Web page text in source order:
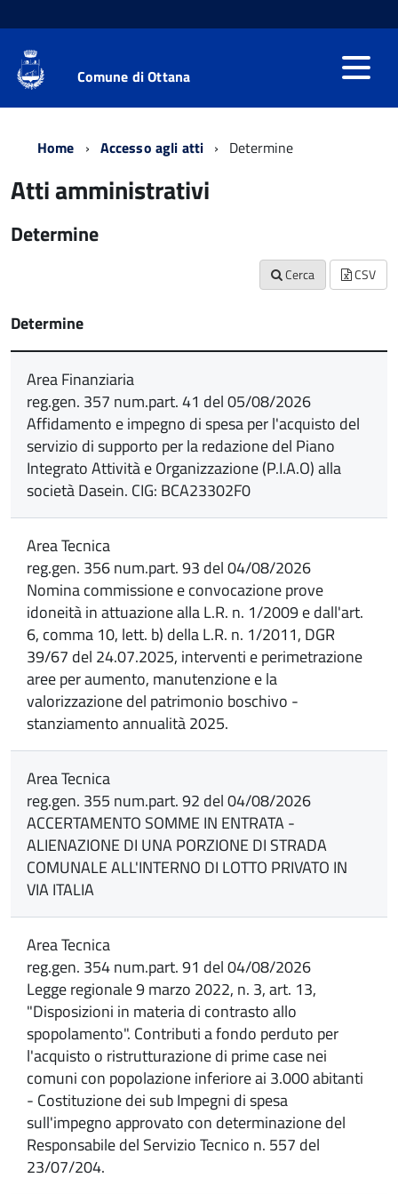
Comune di Ottana
Home Accesso agli atti Determine
Atti amministrativi
Determine
Cerca CSV
Determine
Area Finanziaria
reg.gen. 357 num.part. 41 del 05/08/2026
Affidamento e impegno di spesa per l'acquisto del
servizio di supporto per la redazione del Piano
Integrato Attività e Organizzazione (P.I.A.O) alla
società Dasein. CIG: BCA23302F0
Area Tecnica
reg.gen. 356 num.part. 93 del 04/08/2026
Nomina commissione e convocazione prove
idoneità in attuazione alla L.R. n. 1/2009 e dall'art.
6, comma 10, lett. b) della L.R. n. 1/2011, DGR
39/67 del 24.07.2025, interventi e perimetrazione
aree per aumento, manutenzione e la
valorizzazione del patrimonio boschivo -
stanziamento annualità 2025.
Area Tecnica
reg.gen. 355 num.part. 92 del 04/08/2026
ACCERTAMENTO SOMME IN ENTRATA -
ALIENAZIONE DI UNA PORZIONE DI STRADA
COMUNALE ALL'INTERNO DI LOTTO PRIVATO IN
VIA ITALIA
Area Tecnica
reg.gen. 354 num.part. 91 del 04/08/2026
Legge regionale 9 marzo 2022, n. 3, art. 13,
"Disposizioni in materia di contrasto allo
spopolamento". Contributi a fondo perduto per
l'acquisto o ristrutturazione di prime case nei
comuni con popolazione inferiore ai 3.000 abitanti
- Costituzione dei sub Impegni di spesa
sull'impegno approvato con determinazione del
Responsabile del Servizio Tecnico n. 557 del
23/07/204.